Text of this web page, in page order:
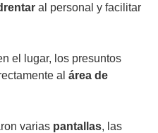
al personal y facilitar
el lugar, los presuntos
al área de
varias pantallas, las